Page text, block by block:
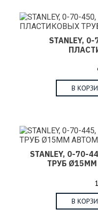
STANLEY,
В
STANLEY, 0-
ТРУБ
В